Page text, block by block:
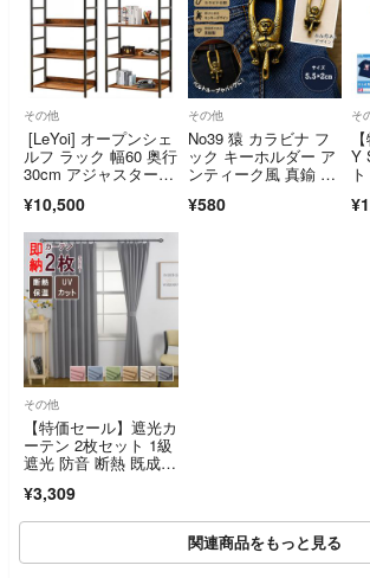
その他
[LeYoi] オープンシェ
ルフ ラック 幅60 奥行
30cm アジャスター付
目調 スリム 省スペー
ス
¥10,500
その他
No39 猿 カラビナ フ
ック キーホルダー ア
ンティーク風 真鍮 キ
¥580
そ
Y
その他
【特価セール】遮光カ
ーテン 2枚セット 1級
遮光 防音 断熱 既成カ
¥3,309
関連商品をもっと見る